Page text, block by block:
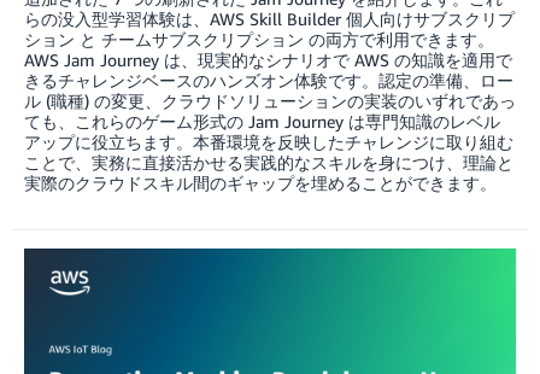
らの没入型学習体験は、AWS Skill Builder 個人向けサブスクリプ
ション と チームサブスクリプション の両方で利用できます。
AWS Jam Journey は、現実的なシナリオで AWS の知識を適用で
きるチャレンジベースのハンズオン体験です。認定の準備、ロー
ル (職種) の変更、クラウドソリューションの実装のいずれであっ
ても、これらのゲーム形式の Jam Journey は専門知識のレベル
アップに役立ちます。本番環境を反映したチャレンジに取り組む
ことで、実務に直接活かせる実践的なスキルを身につけ、理論と
実際のクラウドスキル間のギャップを埋めることができます。